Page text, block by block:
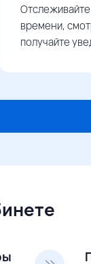
Отслеживайте
времени,
получайте